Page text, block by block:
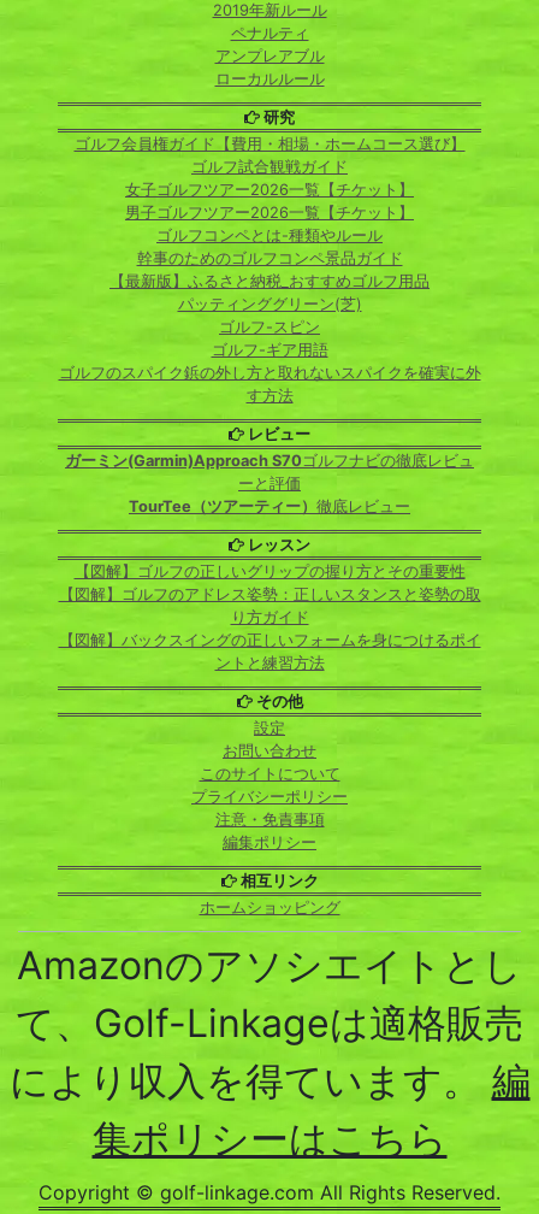
2019年新ルール
ペナルティ
アンプレアブル
ローカルルール
研究
ゴルフ会員権ガイド【費用・相場・ホームコース選び】
ゴルフ試合観戦ガイド
女子ゴルフツアー2026一覧【チケット】
男子ゴルフツアー2026一覧【チケット】
ゴルフコンペとは-種類やルール
幹事のためのゴルフコンペ景品ガイド
【最新版】ふるさと納税_おすすめゴルフ用品
パッティンググリーン(芝)
ゴルフ-スピン
ゴルフ-ギア用語
ゴルフのスパイク鋲の外し方と取れないスパイクを確実に外
す方法
レビュー
ガーミン(Garmin)Approach S70ゴルフナビの徹底レビュ
ーと評価
TourTee（ツアーティー） 徹底レビュー
レッスン
【図解】ゴルフの正しいグリップの握り方とその重要性
【図解】ゴルフのアドレス姿勢：正しいスタンスと姿勢の取
り方ガイド
【図解】バックスイングの正しいフォームを身につけるポイ
ントと練習方法
その他
設定
お問い合わせ
このサイトについて
プライバシーポリシー
注意・免責事項
編集ポリシー
相互リンク
ホームショッピング
Amazonのアソシエイトとし
て、Golf-Linkageは適格販売
により収入を得ています。 編
集ポリシーはこちら
Copyright © golf-linkage.com All Rights Reserved.